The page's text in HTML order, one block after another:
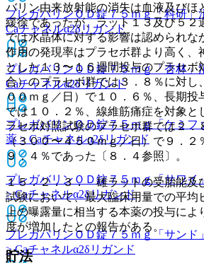
プレガバリンＯＤ錠７５ｍｇ「科研」
Caチャネルα2δリガンド
プレガバリンＯＤ錠７５ｍｇ「杏林」
Caチャネルα2δリガンド
プレガバリンＯＤ錠７５ｍｇ「ケミフ
薬 > Caチャネルα2δリガンド
プレガバリンＯＤ錠７５ｍｇ「サワイ
> Caチャネルα2δリガンド
プレガバリンＯＤ錠７５ｍｇ「サンド」
> Caチャネルα2δリガンド
バリン由来放射能の消失は血液及びほ
緩徐であったが、ラット１３及び５２
では水晶体に対する影響は認められな
作用の発現率はプラセボ群より高く、
とした１３〜１６週間投与のプラセボ
合）のプラセボ群では３．８％に対し
００ｍｇ／日）で１０．６％、長期投
では１０．２％、線維筋痛症を対象と
ラセボ対照試験のプラセボ群では２．
（３００〜４５０ｍｇ／日）で９．２
９．４％であった〔８．４参照〕。
１５．２．３． 雄ラットの受胎能及
試験において、最大臨床用量での平均
上の曝露量に相当する本薬の投与によ
度が増加したとの報告がある。
貯法